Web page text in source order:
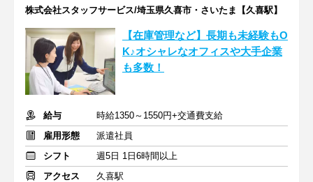
株式会社スタッフサービス/埼玉県久喜市・さいたま【久喜駅】
【在庫管理など】長期も未経験もO
K♪オシャレなオフィスや大手企業
も多数！
給与
時給1350～1550円+交通費支給
雇用形態
派遣社員
シフト
週5日 1日6時間以上
アクセス
久喜駅